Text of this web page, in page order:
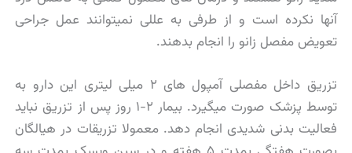
آنها نکرده است و از طرفی به عللی نمیتوانند عمل جراحی
تعویض مفصل زانو را انجام بدهند.
تزریق داخل مفصلی آمپول های ۲ میلی لیتری این دارو به
توسط پزشک صورت میگیرد. بیمار ۲-۱ روز پس از تزریق نباید
فعالیت بدنی شدیدی انجام دهد. معمولا تزریقات در هیالگان